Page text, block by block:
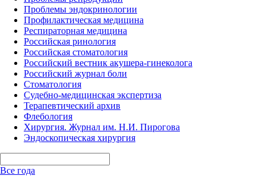
Проблемы эндокринологии
Профилактическая медицина
Респираторная медицина
Российская ринология
Российская стоматология
Российский вестник акушера-гинеколога
Российский журнал боли
Стоматология
Судебно-медицинская экспертиза
Терапевтический архив
Флебология
Хирургия. Журнал им. Н.И. Пирогова
Эндоскопическая хирургия
Все года